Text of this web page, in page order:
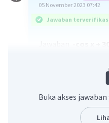
05 November 2023 07:42
Jawaban
f'(x) = -sin x + 15x²
f"(x) = -cos x + 30x
Buka akses